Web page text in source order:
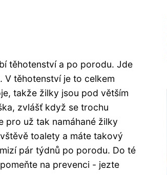
těhotenství a po porodu. Jde
V těhotenství je to celkem
takže žilky jsou pod větším
zvlášť když se trochu
pro už tak namáhané žilky
toalety a máte takový
pár týdnů po porodu. Do té
na prevenci - jezte